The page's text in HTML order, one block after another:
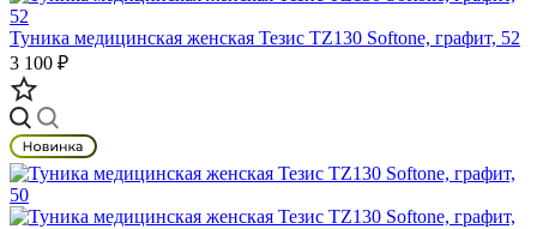
Туника медицинская женская Тезис TZ130 Softone, графит, 52
3 100 ₽